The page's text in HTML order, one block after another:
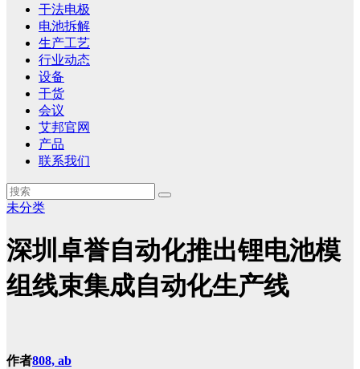
干法电极
电池拆解
生产工艺
行业动态
设备
干货
会议
艾邦官网
产品
联系我们
未分类
深圳卓誉自动化推出锂电池模
组线束集成自动化生产线
作者808, ab